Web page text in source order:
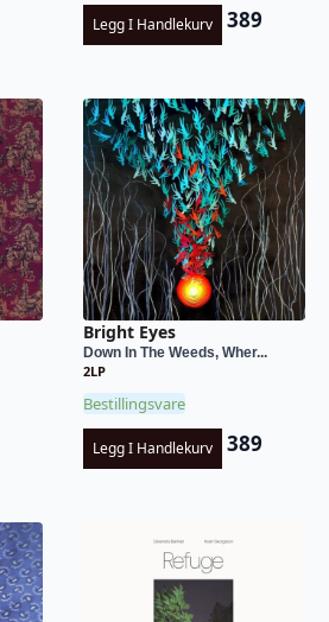
Legg I Handlekurv 389
Bright Eyes
Down In The Weeds, Wher...
2LP
Bestillingsvare
Legg I Handlekurv 389